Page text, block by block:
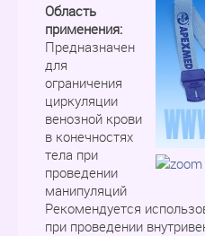
Область
применения:
Предназначен
для
ограничения
циркуляции
венозной крови
в конечностях
тела при
проведении
манипуляций
Рекомендуется
при проведении